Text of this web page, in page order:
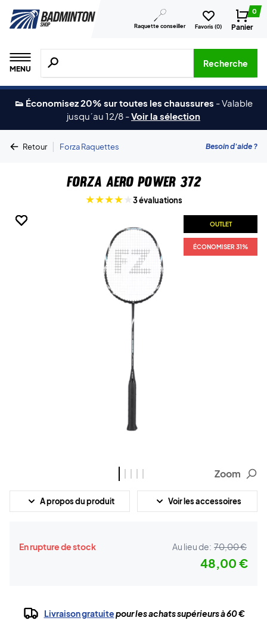
Raquette conseiller Favoris (0)
0
Panier
MENU
Recherche de produits, de marques, etc.
Recherche
👟 Économisez 20% sur toutes les chaussures -Valable
jusqu´au 12/8 -Voir la sélection
Retour | Forza Raquettes Besoin d'aide ?
Forza Aero Power 372
3 évaluations
OUTLET
ÉCONOMISER 31%
OUTLET
ÉCONOMISER 31%
OUTLET
ÉCONOMISER 31%
OUTLET
ÉCONOMISER 31%
OUTLET
ÉCONOMISER 31%
Zoom
A propos du produit Voir les accessoires
En rupture de stock Au lieu de: 70,00 €
48,00 €
Livraison gratuitepour les achats supérieurs à 60 €